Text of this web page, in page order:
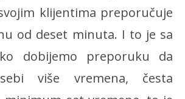
klijentima preporučuje
od deset minuta. I to je sa
dobijemo preporuku da
više vremena, česta